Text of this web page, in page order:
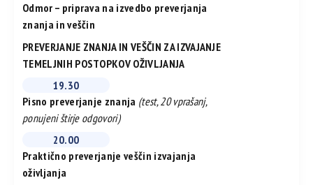
Odmor – priprava na izvedbo preverjanja
znanja in veščin
PREVERJANJE ZNANJA IN VEŠČIN ZA IZVAJANJE
TEMELJNIH POSTOPKOV OŽIVLJANJA
19.30
Pisno preverjanje znanja (test, 20 vprašanj,
ponujeni štirje odgovori)
20.00
Praktično preverjanje veščin izvajanja
oživljanja